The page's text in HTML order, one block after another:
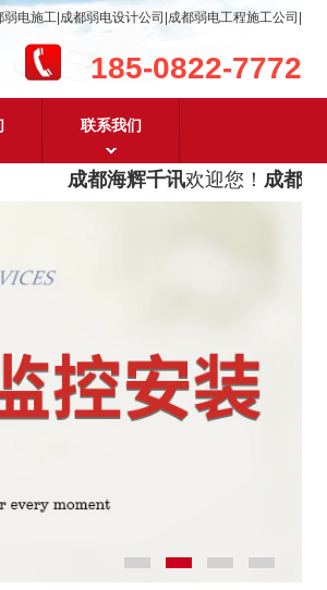
电施工|成都弱电设计公司|成都弱电工程施工公司|
185-0822-7772
联系我们
成都海辉千讯欢迎您！ 成都弱